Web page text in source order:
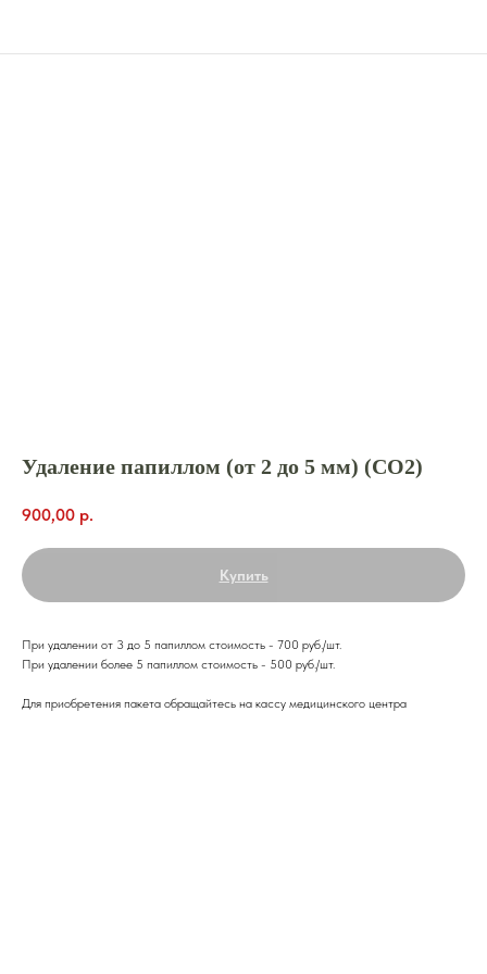
Удаление папиллом (от 2 до 5 мм) (СО2)
900,00 р.
Купить
При удалении от 3 до 5 папиллом стоимость - 700 руб./шт.
При удалении более 5 папиллом стоимость - 500 руб./шт.
Для приобретения пакета обращайтесь на кассу медицинского центра